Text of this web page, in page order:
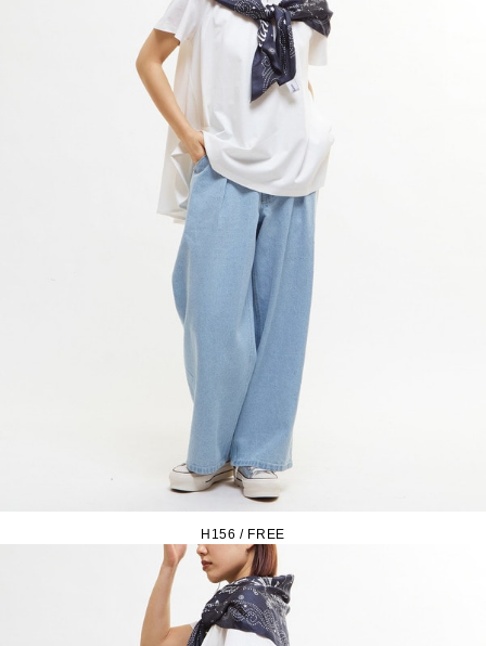
H156 / FREE